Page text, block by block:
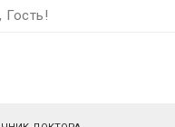
Гость!